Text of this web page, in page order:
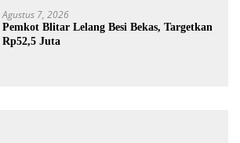
Agustus 7, 2026
Pemkot Blitar Lelang Besi Bekas, Targetkan
Rp52,5 Juta